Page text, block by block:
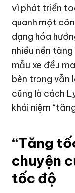
vì phát triển
quanh một
dạng hóa
nhiều nền
mẫu xe đều
bên trong vẫn
cũng là cách
khái niệm
“Tăng
chuyện
tốc độ